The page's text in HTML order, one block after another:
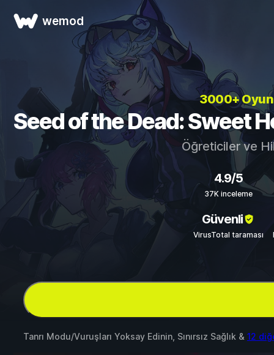
wemod
3000+
Seed of the Dead: Sweet
Öğreticiler ve
4.9/5
37K inceleme
Güvenli
VirusTotal taraması
Tanrı Modu/Vuruşları Yoksay Edinin, Sınırsız Sağlık & 12